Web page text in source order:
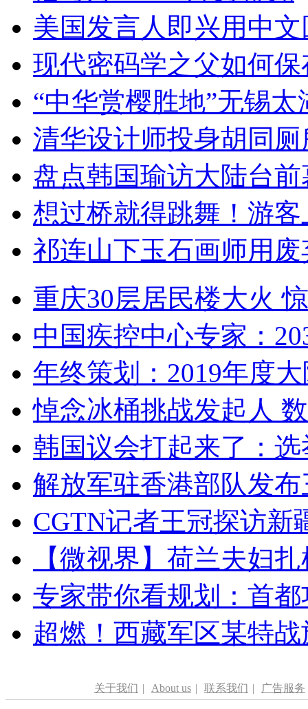
美国发言人即兴用中
现代密码学之父如何
“中华赏樱胜地”无锡
清华设计师投身胡同
盘点韩国瑜访大陆台
想过桥就得跳舞！游客
祁连山下玉石画师用
重庆30层居民楼大火
中国疾控中心专家：
年终策划：2019年度
悼念冰桶挑战发起人
韩国议会打起来了：
解放军驻香港部队发
CGTN记者王冠探访新
【微视界】荷兰夫妇
专家带你看规划：首
超燃！西藏军区某特
关于我们 | About us | 联系我们 | 广告服务